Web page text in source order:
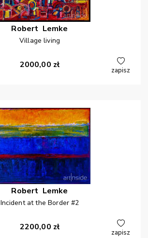
Robert Lemke
Village living
2000,00 zł
zapisz
Robert Lemke
Incident at the Border #2
2200,00 zł
zapisz